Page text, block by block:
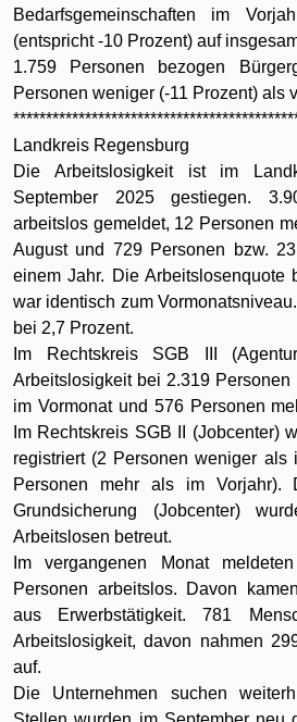
Bedarfsgemeinschaften im
(entspricht -10 Prozent) auf
1.759 Personen bezogen
Personen weniger (-11 Prozent) als
Landkreis Regensburg
Die Arbeitslosigkeit ist im
September 2025 gestiegen.
arbeitslos gemeldet, 12 Personen
August und 729 Personen bzw.
einem Jahr. Die Arbeitslosenquote
war identisch zum
bei 2,7 Prozent.
Im Rechtskreis SGB III
Arbeitslosigkeit bei 2.319
im Vormonat und 576 Personen
Im Rechtskreis SGB II (Jobcenter)
registriert (2 Personen weniger als
Personen mehr als im Vorjahr).
Grundsicherung (Jobcenter)
Arbeitslosen betreut.
Im vergangenen Monat
Personen arbeitslos. Davon
aus Erwerbstätigkeit. 781
Arbeitslosigkeit, davon nahmen
auf.
Die Unternehmen suchen